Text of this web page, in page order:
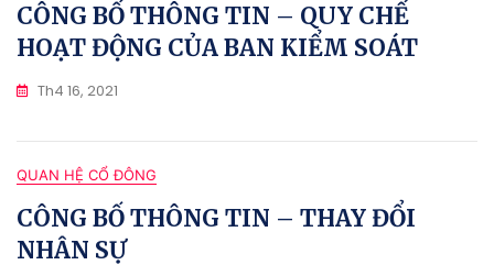
CÔNG BỐ THÔNG TIN – QUY CHẾ
HOẠT ĐỘNG CỦA BAN KIỂM SOÁT
Th4 16, 2021
QUAN HỆ CỔ ĐÔNG
CÔNG BỐ THÔNG TIN – THAY ĐỔI
NHÂN SỰ